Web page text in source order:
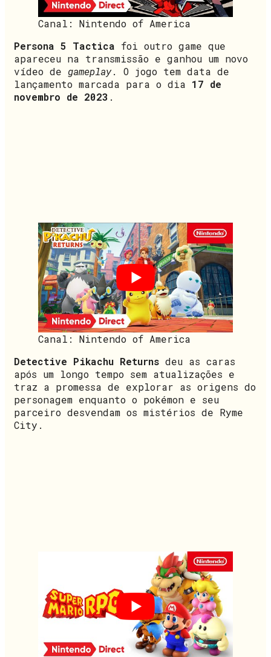
Canal: Nintendo of America
Persona 5 Tactica foi outro game que
apareceu na transmissão e ganhou um novo
vídeo de gameplay. O jogo tem data de
lançamento marcada para o dia 17 de
novembro de 2023 .
Canal: Nintendo of America
Detective Pikachu Returns deu as caras
após um longo tempo sem atualizações e
traz a promessa de explorar as origens do
personagem enquanto o pokémon e seu
parceiro desvendam os mistérios de Ryme
City.